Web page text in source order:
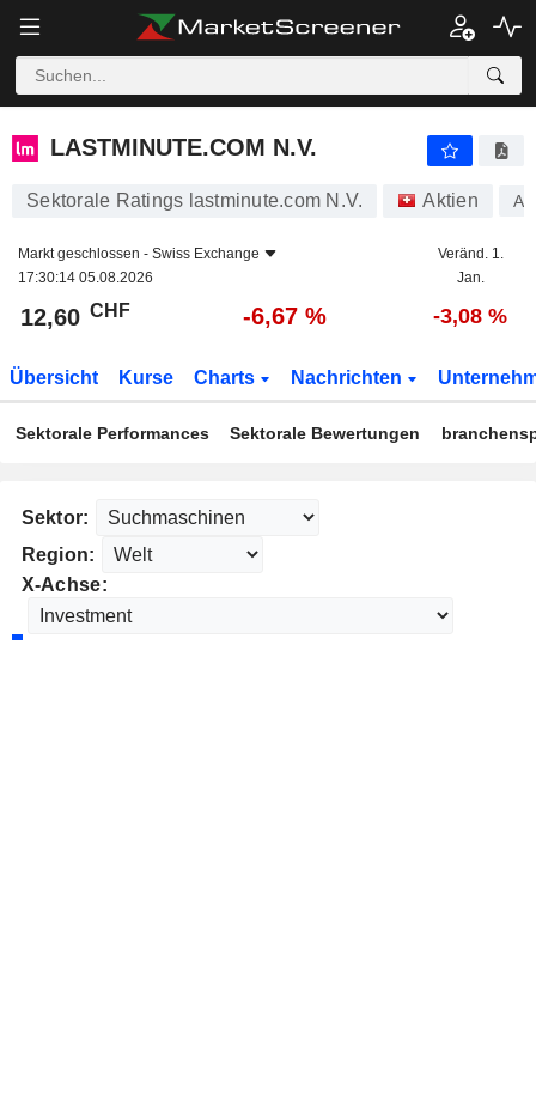
LASTMINUTE.COM N.V.
LASTMINUTE.COM N.V.
Sektorale Ratings lastminute.com N.V. Aktien
Markt geschlossen - Swiss Exchange
17:30:14 05.08.2026
Veränd. 1.
Jan.
12,60 CHF -6,67 % -3,08 %
Übersicht Kurse Charts Nachrichten
Sektorale Performances Sektorale Bewertungen
Sektor:
Region:
X-Achse: